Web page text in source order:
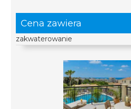
Cena zawiera
zakwaterowanie